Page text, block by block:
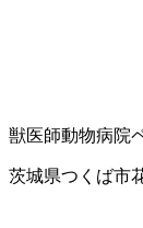
獣医師動物病院
茨城県つくば市